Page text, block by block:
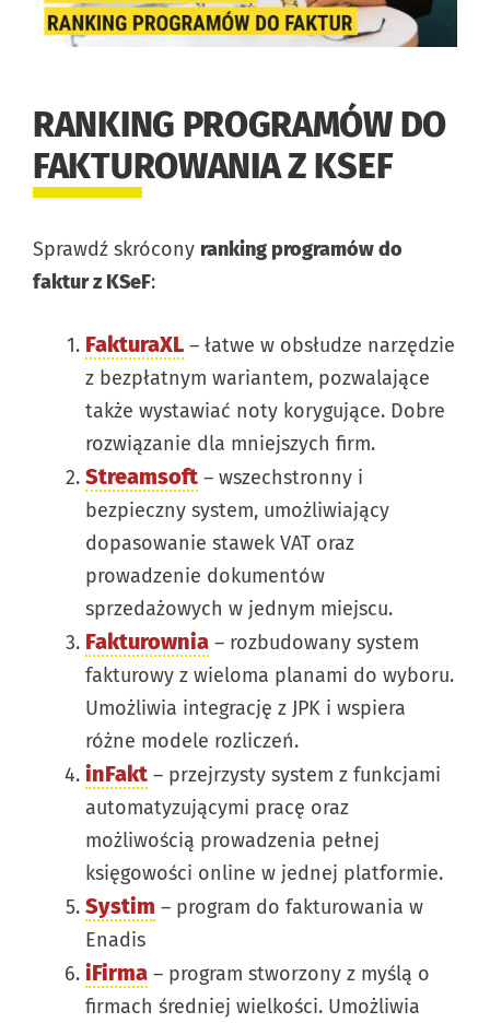
RANKING PROGRAMÓW DO
FAKTUROWANIA Z KSEF
Sprawdź skrócony ranking programów do
faktur z KSeF:
FakturaXL – łatwe w obsłudze narzędzie
z bezpłatnym wariantem, pozwalające
także wystawiać noty korygujące. Dobre
rozwiązanie dla mniejszych firm.
Streamsoft – wszechstronny i
bezpieczny system, umożliwiający
dopasowanie stawek VAT oraz
prowadzenie dokumentów
sprzedażowych w jednym miejscu.
Fakturownia – rozbudowany system
fakturowy z wieloma planami do wyboru.
Umożliwia integrację z JPK i wspiera
różne modele rozliczeń.
inFakt – przejrzysty system z funkcjami
automatyzującymi pracę oraz
możliwością prowadzenia pełnej
księgowości online w jednej platformie.
Systim – program do fakturowania w
Enadis
iFirma – program stworzony z myślą o
firmach średniej wielkości. Umożliwia